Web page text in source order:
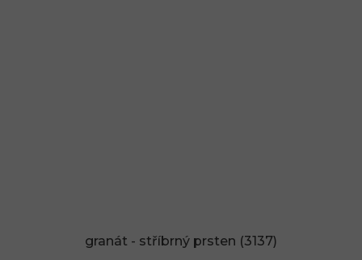
granát - stříbrný prsten (3137)